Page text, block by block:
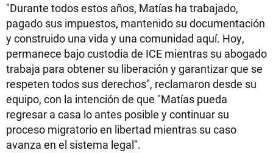
"Durante todos estos años, Matías ha trabajado,
pagado sus impuestos, mantenido su documentación
y construido una vida y una comunidad aquí. Hoy,
permanece bajo custodia de ICE mientras su abogado
trabaja para obtener su liberación y garantizar que se
respeten todos sus derechos", reclamaron desde su
equipo, con la intención de que "Matías pueda
regresar a casa lo antes posible y continuar su
proceso migratorio en libertad mientras su caso
avanza en el sistema legal".